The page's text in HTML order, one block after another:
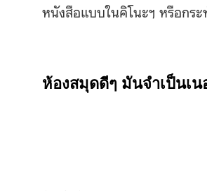
หนังสือแบบในคิโนะฯ หรือกร
ห้องสมุดดีๆ มันจำเป็นเน